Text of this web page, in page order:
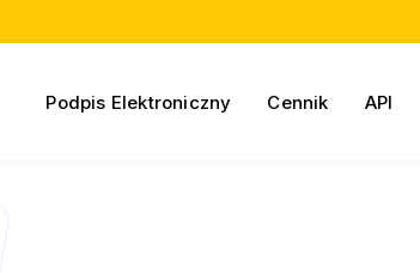
Podpis Elektroniczny Cennik API